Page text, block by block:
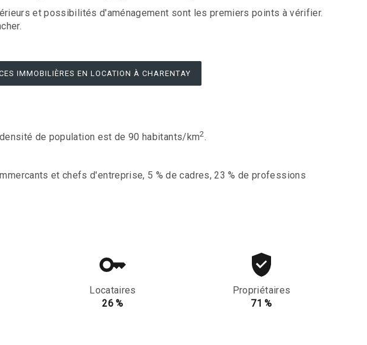
et possibilités d'aménagement sont les premiers points à vérifier.
IMMOBILIÈRES EN LOCATION À CHARENTAY
de population est de 90 habitants/km2.
et chefs d'entreprise, 5 % de cadres, 23 % de professions
Locataires
26 %
Propriétaires
71 %